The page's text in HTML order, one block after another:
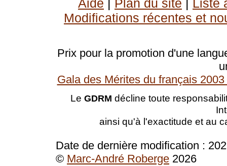
Aide | Plan du site | Liste
Modifications récentes et
Prix pour la promotion d'une
Gala des Mérites du français
Le GDRM décline toute
ainsi qu'à l'exactitude et au
Date de dernière modification :
© Marc-André Roberge 2026